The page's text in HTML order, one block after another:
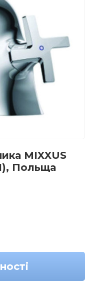
MIXXUS
Польща